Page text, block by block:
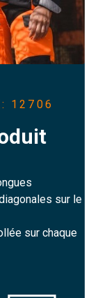
12706
sur le
sur chaque